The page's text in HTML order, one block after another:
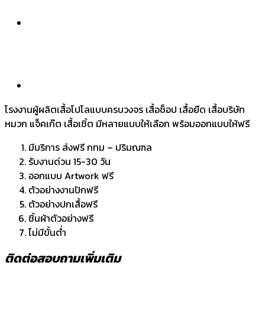
โรงงานผู้ผลิตเสื้อโปโลแบบครบวงจร เสื้อช็อป เสื้อยืด เสื้อบริษัท
หมวก แจ็คเก๊ต เสื้อเชิ้ต มีหลายแบบให้เลือก พร้อมออกแบบให้ฟรี
มีบริการ ส่งฟรี กทม – ปริมณฑล
รับงานด่วน 15-30 วัน
ออกแบบ Artwork ฟรี
ตัวอย่างงานปักฟรี
ตัวอย่างปกเสื้อฟรี
ชิ้นผ้าตัวอย่างฟรี
ไม่มีขั้นต่ำ
ติดต่อสอบถามเพิ่มเติม